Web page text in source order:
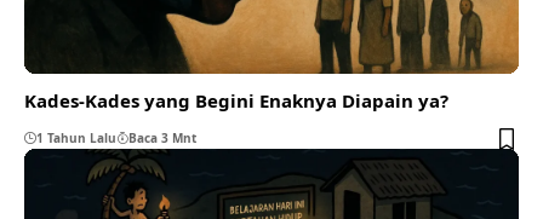
Kades-Kades yang Begini Enaknya Diapain ya?
1 Tahun Lalu Baca 3 Mnt